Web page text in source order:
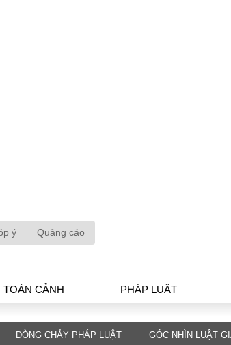
ý Quảng cáo
TOÀN CẢNH PHÁP LUẬT
CẢNH PHÁP LUẬT
DÒNG CHẢY PHÁP LUẬT GÓC NHÌN LUẬT